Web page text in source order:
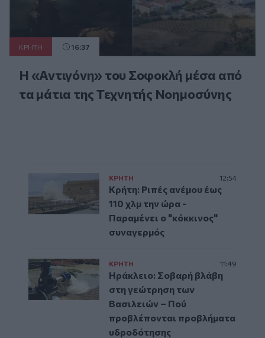
ΚΡΗΤΗ 16:37
Η «Αντιγόνη» του Σοφοκλή μέσα από
τα μάτια της Τεχνητής Νοημοσύνης
ΚΡΗΤΗ 12:54
Κρήτη: Ριπές ανέμου έως
110 χλμ την ώρα -
Παραμένει ο "κόκκινος"
συναγερμός
ΚΡΗΤΗ 11:49
Ηράκλειο: Σοβαρή βλάβη
στη γεώτρηση των
Βασιλειών – Πού
προβλέπονται προβλήματα
υδροδότησης